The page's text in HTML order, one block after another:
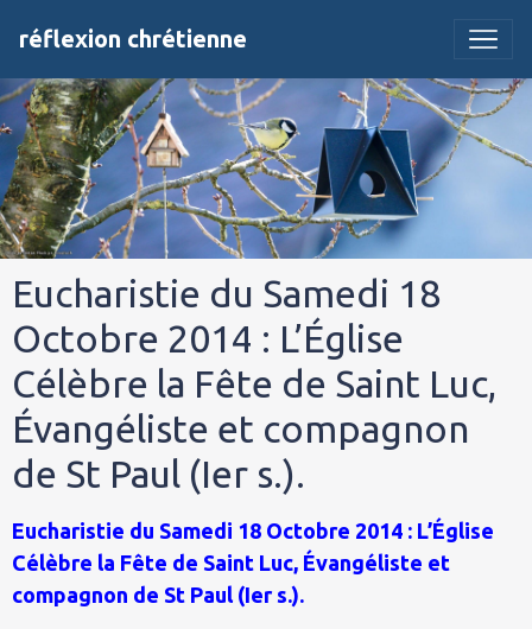
réflexion chrétienne
Eucharistie du Samedi 18
Octobre 2014 : L’Église
Célèbre la Fête de Saint Luc,
Évangéliste et compagnon
de St Paul (Ier s.).
Eucharistie du Samedi 18 Octobre 2014 : L’Église
Célèbre la Fête de Saint Luc, Évangéliste et
compagnon de St Paul (Ier s.).